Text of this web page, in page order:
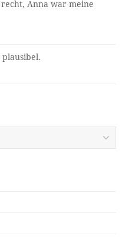
Anna war meine